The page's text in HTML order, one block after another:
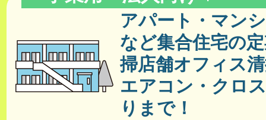
アパート・マン
など集合住宅の
掃店舗オフィス
エアコン・クロ
りまで！